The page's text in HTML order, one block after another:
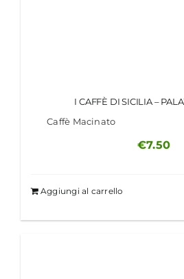
I CAFFÈ DI SICILIA –
Caffè Macinato
€7.50
Aggiungi al carrello